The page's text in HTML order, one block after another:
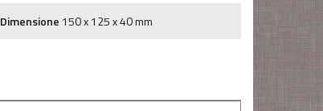
Dimensione 150 x 125 x 40 mm